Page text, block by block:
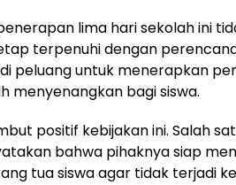
lima hari sekolah ini
terpenuhi dengan
peluang untuk menerapkan
menyenangkan bagi siswa.
positif kebijakan ini. Salah
bahwa pihaknya siap
tua siswa agar tidak terjadi